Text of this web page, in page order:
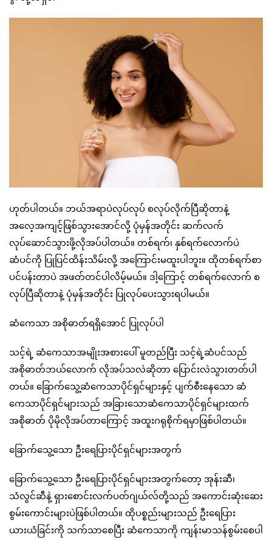
ဟုတ်ပါတယ်။ ဘယ်အရာပဲလုပ်လုပ် စလုပ်လိုက်ပြီဆိုတာနဲ့
အလေ့အကျင့်ဖြစ်သွားအောင်လို့ ပုံမှန်အတိုင်း ဆက်လက်
လုပ်ဆောင်သွားဖို့လိုအပ်ပါတယ်။ တစ်ရက်၊ နှစ်ရက်လောက်ပဲ
ဆံပင်ကို ပြုပြင်ထိန်းသိမ်းလို့ အကြောင်းမထူးပါဘူး။ ထိုတစ်ရက်စာ
ပင်ပန်းတာပဲ အဖတ်တင်ပါလိမ့်မယ်။ ဒါ့ကြောင့် တစ်ရက်လောက် စ
လုပ်ပြီဆိုတာနဲ့ ပုံမှန်အတိုင်း ပြုလုပ်ပေးသွားရပါမယ်။
ဆံကေသာ အစိုဓာတ်ရရှိအောင် ပြုလုပ်ပါ
သင့်ရဲ့ ဆံကေသာအမျိုးအစားပေါ် မူတည်ပြီး သင့်ရဲ့ဆံပင်သည်
အစိုဓာတ်ဘယ်လောက် လိုအပ်သလဲဆိုတာ ပြောင်းလဲသွားတတ်ပါ
တယ်။ ခြောက်သွေ့ဆံကေသာပိုင်ရှင်များနှင့် ပျက်စီးနေသော ဆံ
ကေသာပိုင်ရှင်များသည် အခြားသောဆံကေသာပိုင်ရှင်များထက်
အစိုဓာတ် ပိုမိုလိုအပ်တာကြောင့် အထူးဂရုစိုက်ရမှာဖြစ်ပါတယ်။
ခြောက်သွေ့သော ဦးရေပြားပိုင်ရှင်များအတွက်
ခြောက်သွေ့သော ဦးရေပြားပိုင်ရှင်များအတွက်တော့ အုန်းဆီ၊
သံလွင်ဆီနဲ့ ရှားစောင်းလက်ပတ်ဂျယ်လ်တို့သည် အကောင်းဆုံးဆေး
စွမ်းကောင်းများပဲဖြစ်ပါတယ်။ ထိုပစ္စည်းများသည် ဦးရေပြား
ယားယံခြင်းကို သက်သာစေပြီး ဆံကေသာကို ကျန်းမာသန်စွမ်းစေပါ